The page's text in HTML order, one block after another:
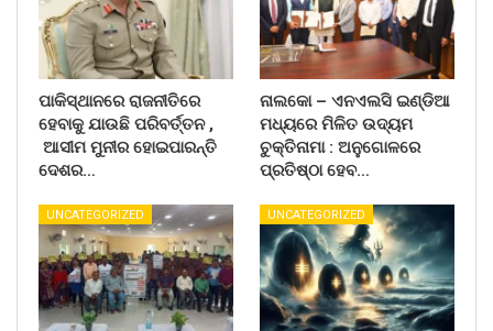
ପାକିସ୍ଥାନରେ ରାଜନୀତିରେ
ହେବାକୁ ଯାଉଛି ପରିବର୍ତ୍ତନ ,
ଆସୀମ ମୁନୀର ହୋଇପାରନ୍ତି
ଦେଶର…
ନାଲକୋ – ଏନଏଲସି ଇଣ୍ଡିଆ
ମଧ୍ୟରେ ମିଳିତ ଉଦ୍ୟମ
ଚୁକ୍ତିନାମା : ଅନୁଗୋଳରେ
ପ୍ରତିଷ୍ଠା ହେବ…
UNCATEGORIZED UNCATEGORIZED